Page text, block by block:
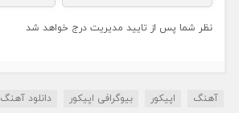
نظر شما پس از تایید مدیریت درج خواهد شد
آهنگ اپیکور بیوگرافی اپیکور دانلود آهنگ